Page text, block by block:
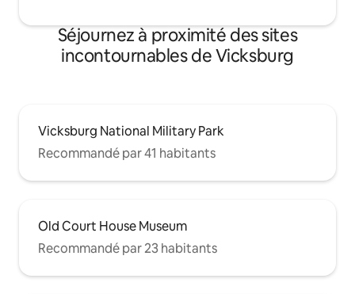
Séjournez à proximité des sites
incontournables de Vicksburg
Vicksburg National Military Park
Recommandé par 41 habitants
Old Court House Museum
Recommandé par 23 habitants